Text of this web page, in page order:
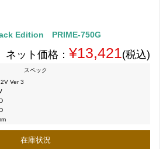
Edition PRIME-750G
ネット価格： ¥13,421(税込)
スペック
Ver 3
在庫状況